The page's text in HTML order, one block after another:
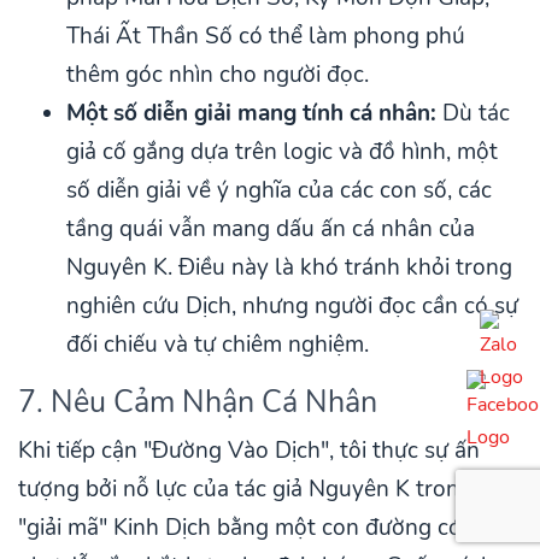
Thái Ất Thần Số có thể làm phong phú
thêm góc nhìn cho người đọc.
Một số diễn giải mang tính cá nhân: Dù tác
giả cố gắng dựa trên logic và đồ hình, một
số diễn giải về ý nghĩa của các con số, các
tầng quái vẫn mang dấu ấn cá nhân của
Nguyên K. Điều này là khó tránh khỏi trong
nghiên cứu Dịch, nhưng người đọc cần có sự
đối chiếu và tự chiêm nghiệm.
7. Nêu Cảm Nhận Cá Nhân
Khi tiếp cận "Đường Vào Dịch", tôi thực sự ấn
tượng bởi nỗ lực của tác giả Nguyên K trong việc
"giải mã" Kinh Dịch bằng một con đường có vẻ